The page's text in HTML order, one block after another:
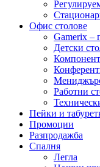
Офис столове
Gamerix –
Детски
Работни
Пейки и
Промоции
Разпродажба
Спалня
Легла